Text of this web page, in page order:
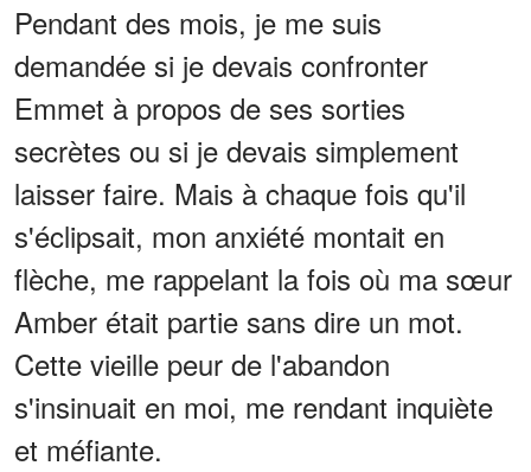
Pendant des mois, je me suis
demandée si je devais confronter
Emmet à propos de ses sorties
secrètes ou si je devais simplement
laisser faire. Mais à chaque fois qu'il
s'éclipsait, mon anxiété montait en
flèche, me rappelant la fois où ma sœur
Amber était partie sans dire un mot.
Cette vieille peur de l'abandon
s'insinuait en moi, me rendant inquiète
et méfiante.